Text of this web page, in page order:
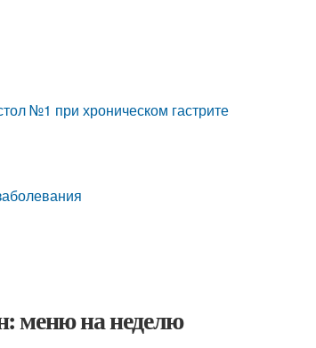
№1 при хроническом гастрите
меню на неделю